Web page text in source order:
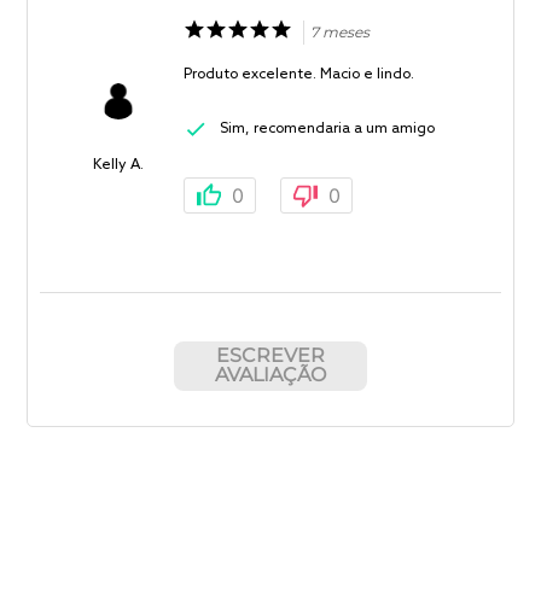
Kelly A.
7 meses
Produto excelente. Macio e lindo.
Sim, recomendaria a um amigo
0 0
ESCREVER
AVALIAÇÃO